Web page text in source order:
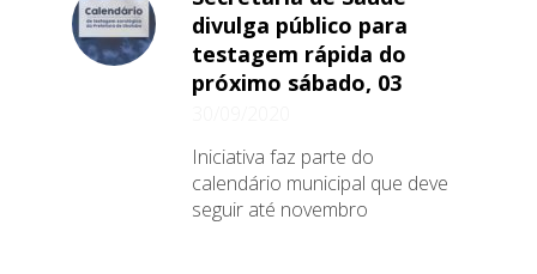
divulga público para
testagem rápida do
próximo sábado, 03
Iniciativa faz parte do
calendário municipal que deve
seguir até novembro